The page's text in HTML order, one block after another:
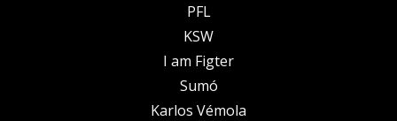
PFL
KSW
I am Figter
Sumó
Karlos Vémola